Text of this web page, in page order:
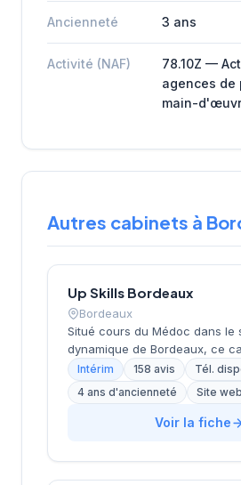
Ancienneté 3 ans
Activité (NAF)
78.10Z —
agences de
main-
Autres cabinets à
Up Skills Bordeaux
Bordeaux
Situé cours du Médoc dans le
dynamique de Bordeaux, ce
recrutement développe son
en ressources humaines sur la
bordelaise. La structure
excellente réputation client
Intérim 158 avis
Tél.
4 ans d'ancienneté
Site web
Voir la fiche